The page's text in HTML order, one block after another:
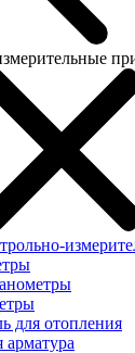
для отопления
арматура